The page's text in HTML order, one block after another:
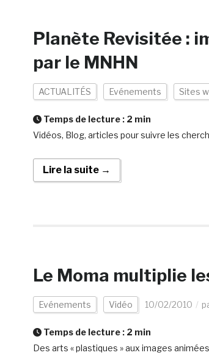
Planète Revisitée :
par le MNHN
ACTUALITÉS Evénements Sites
Temps de lecture : 2 min
Vidéos, Blog, articles pour suivre les
Lire la suite →
Le Moma multiplie
Evénements Vidéo 10/02/2010
Temps de lecture : 2 min
Des arts « plastiques » aux images animées